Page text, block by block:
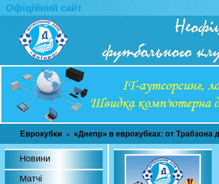
Офіційний сайт
Еврокубки » «Днепр» в еврокубках: от Трабзона
Новини
Матчі